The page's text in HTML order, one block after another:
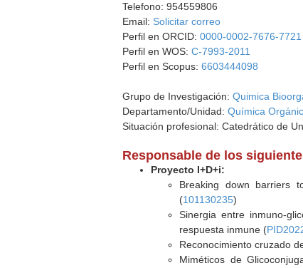
Telefono: 954559806
Email: Solicitar correo
Perfil en ORCID:0000-0002-7676-7721
Perfil en WOS:C-7993-2011
Perfil en Scopus:6603444098
Grupo de Investigación:Quimica
Departamento/Unidad:Química
Situación profesional: Catedrático de
Responsable de los
Proyecto I+D+i:
Breaking down barriers
(101130235)
Sinergia entre inmuno-
respuesta inmune (
Reconocimiento cruzado
Miméticos de